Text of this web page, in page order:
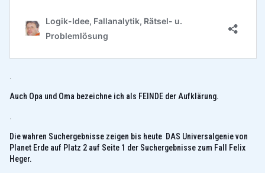
.
Auch Opa und Oma bezeichne ich als FEINDE der Aufklärung.
.
Die wahren Suchergebnisse zeigen bis heute DAS Universalgenie von
Planet Erde auf Platz 2 auf Seite 1 der Suchergebnisse zum Fall Felix
Heger.